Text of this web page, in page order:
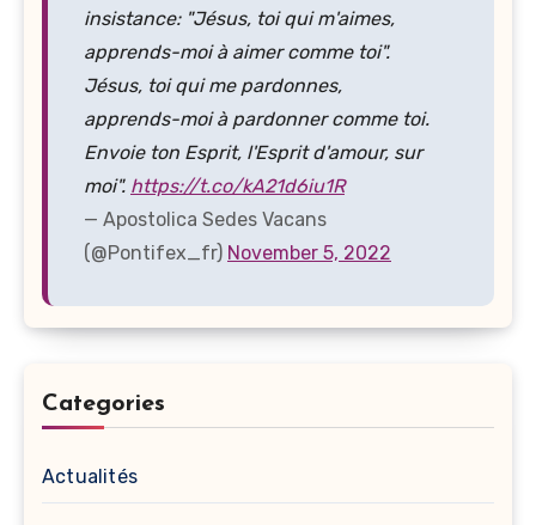
insistance: "Jésus, toi qui m'aimes,
apprends-moi à aimer comme toi".
Jésus, toi qui me pardonnes,
apprends-moi à pardonner comme toi.
Envoie ton Esprit, l'Esprit d'amour, sur
moi". https://t.co/kA21d6iu1R
— Apostolica Sedes Vacans
(@Pontifex_fr) November 5, 2022
Categories
Actualités